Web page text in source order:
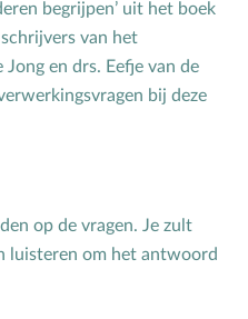
begrijpen’ uit het boek
schrijvers van het
en drs. Eefje van de
bij deze
op de vragen. Je zult
luisteren om het antwoord